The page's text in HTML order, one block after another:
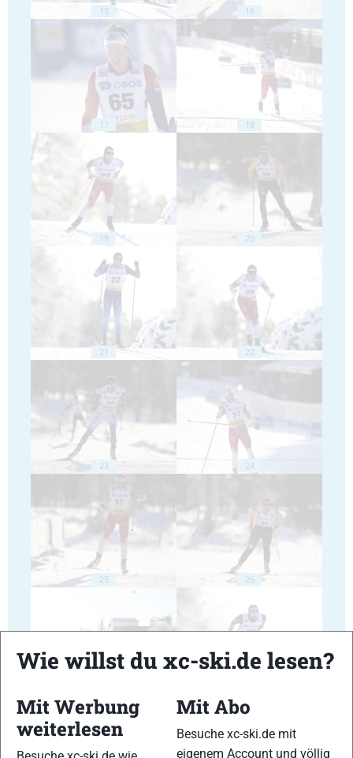
15 16
17 18
19 20
21 22
23 24
25 26
Wie willst du xc-ski.de lesen?
Mit Werbung
weiterlesen
Mit Abo
Besuche xc-ski.de mit
eigenem Account und völlig